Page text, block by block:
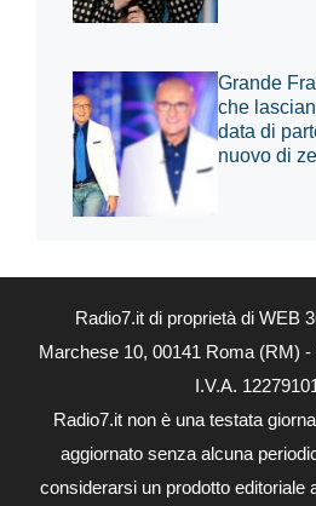
Grande
che
data di
nuovo di
Radio7.it di proprietà di WEB
Marchese 10, 00141 Roma (RM)
I.V.A.
Radio7.it non è una testata
aggiornato senza alcuna
considerarsi un prodotto editoriale